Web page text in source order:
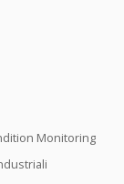
Monitoring